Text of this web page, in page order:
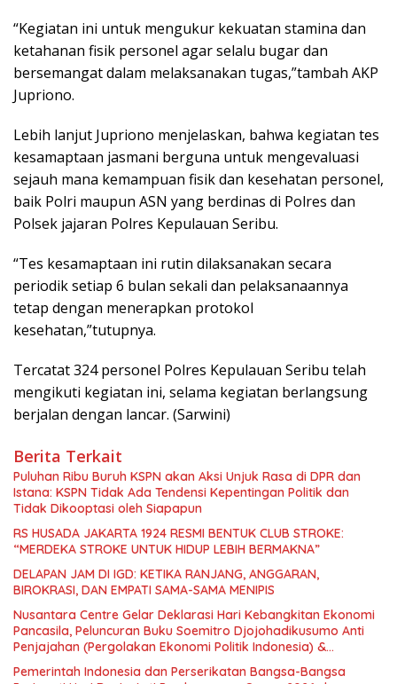
“Kegiatan ini untuk mengukur kekuatan stamina dan
ketahanan fisik personel agar selalu bugar dan
bersemangat dalam melaksanakan tugas,”tambah AKP
Jupriono.
Lebih lanjut Jupriono menjelaskan, bahwa kegiatan tes
kesamaptaan jasmani berguna untuk mengevaluasi
sejauh mana kemampuan fisik dan kesehatan personel,
baik Polri maupun ASN yang berdinas di Polres dan
Polsek jajaran Polres Kepulauan Seribu.
“Tes kesamaptaan ini rutin dilaksanakan secara
periodik setiap 6 bulan sekali dan pelaksanaannya
tetap dengan menerapkan protokol
kesehatan,”tutupnya.
Tercatat 324 personel Polres Kepulauan Seribu telah
mengikuti kegiatan ini, selama kegiatan berlangsung
berjalan dengan lancar. (Sarwini)
Berita Terkait
Puluhan Ribu Buruh KSPN akan Aksi Unjuk Rasa di DPR dan
Istana: KSPN Tidak Ada Tendensi Kepentingan Politik dan
Tidak Dikooptasi oleh Siapapun
RS HUSADA JAKARTA 1924 RESMI BENTUK CLUB STROKE:
“MERDEKA STROKE UNTUK HIDUP LEBIH BERMAKNA”
DELAPAN JAM DI IGD: KETIKA RANJANG, ANGGARAN,
BIROKRASI, DAN EMPATI SAMA-SAMA MENIPIS
Nusantara Centre Gelar Deklarasi Hari Kebangkitan Ekonomi
Pancasila, Peluncuran Buku Soemitro Djojohadikusumo Anti
Penjajahan (Pergolakan Ekonomi Politik Indonesia) &
Simposium Nasional “Urgensi Undang-Undang Perekonomian
Nasional dan Kesejahteraan Sosial dalam Menata Bangsa
Pemerintah Indonesia dan Perserikatan Bangsa-Bangsa